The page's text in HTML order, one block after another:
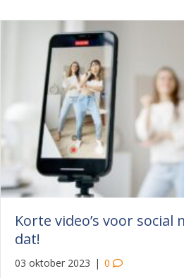
Korte video’s voor social
dat!
03 oktober 2023 | 0